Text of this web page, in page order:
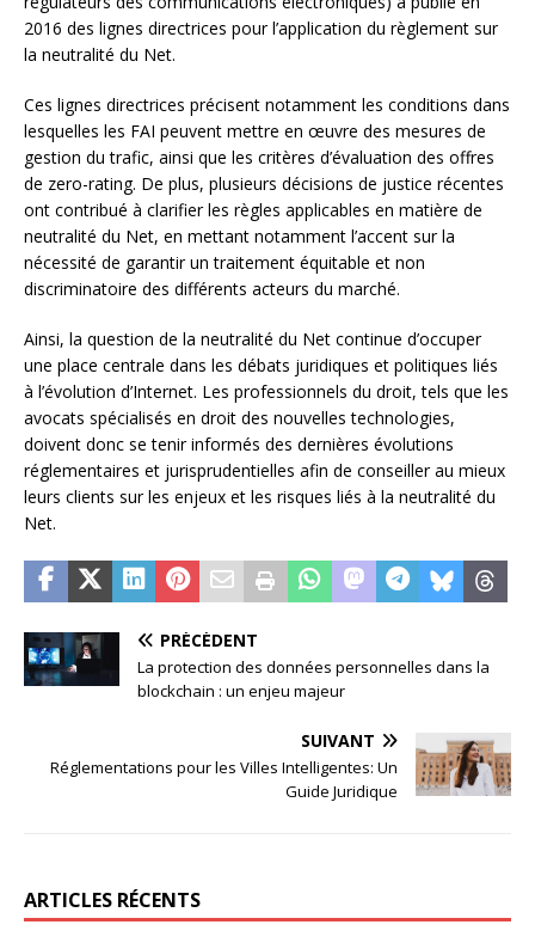
2016 des lignes directrices pour l’application du règlement sur
la neutralité du Net.
Ces lignes directrices précisent notamment les conditions dans
lesquelles les FAI peuvent mettre en œuvre des mesures de
gestion du trafic, ainsi que les critères d’évaluation des offres
de zero-rating. De plus, plusieurs décisions de justice récentes
ont contribué à clarifier les règles applicables en matière de
neutralité du Net, en mettant notamment l’accent sur la
nécessité de garantir un traitement équitable et non
discriminatoire des différents acteurs du marché.
Ainsi, la question de la neutralité du Net continue d’occuper
une place centrale dans les débats juridiques et politiques liés
à l’évolution d’Internet. Les professionnels du droit, tels que les
avocats spécialisés en droit des nouvelles technologies,
doivent donc se tenir informés des dernières évolutions
réglementaires et jurisprudentielles afin de conseiller au mieux
leurs clients sur les enjeux et les risques liés à la neutralité du
Net.
PRÉCÉDENT
La protection des données personnelles dans la
blockchain : un enjeu majeur
SUIVANT
Réglementations pour les Villes Intelligentes: Un
Guide Juridique
ARTICLES RÉCENTS